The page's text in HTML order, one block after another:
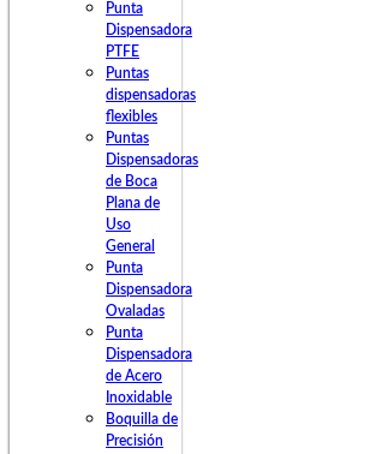
Punta
Dispensadora
PTFE
Puntas
dispensadoras
flexibles
Puntas
Dispensadoras
de Boca
Plana de
Uso
General
Punta
Dispensadora
Ovaladas
Punta
Dispensadora
de Acero
Inoxidable
Boquilla de
Precisión